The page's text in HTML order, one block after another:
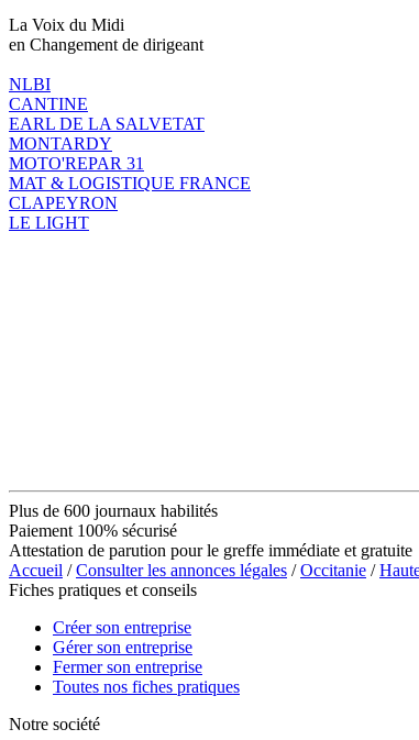
La Voix du Midi
en Changement de dirigeant
NLBI
CANTINE
EARL DE LA SALVETAT
MONTARDY
MOTO'REPAR 31
MAT & LOGISTIQUE FRANCE
CLAPEYRON
LE LIGHT
Plus de 600 journaux habilités
Paiement 100% sécurisé
Attestation de parution pour le greffe immédiate et gratuite
Accueil /Consulter les annonces légales /Occitanie /
Fiches pratiques et conseils
Créer son entreprise
Gérer son entreprise
Fermer son entreprise
Toutes nos fiches pratiques
Notre société